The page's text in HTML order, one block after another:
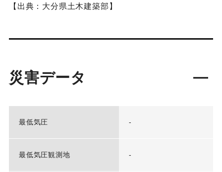
【出典：大分県土木建築部】
災害データ
最低気圧 -
最低気圧観測地 -